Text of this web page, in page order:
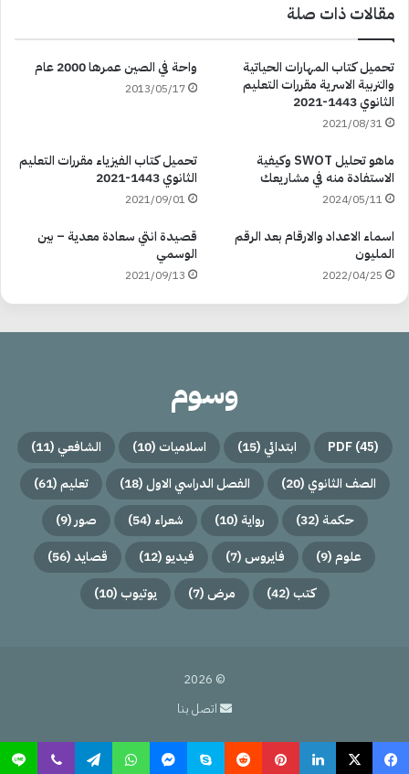
مقالات ذات صلة
تحميل كتاب المهارات الحياتية
والتربية الاسرية مقررات التعليم
الثانوي 1443-2021
2021/08/31
واحة في الصين عمرها 2000 عام
2013/05/17
ماهو تحليل SWOT وكيفية
الاستفادة منه في مشاريعك
2024/05/11
تحميل كتاب الفيزياء مقررات التعليم
الثانوي 1443-2021
2021/09/01
اسماء الاعداد والارقام بعد الرقم
المليون
2022/04/25
قصيدة انتي سعادة معدية – بين
الوسمي
2021/09/13
وسوم
PDF(45) ابتدائي(15) اسلاميات(10) الشافعي(11)
الصف الثانوي(20) الفصل الدراسي الاول(18) تعليم(61)
حكمة(32) رواية(10) شعراء (54) صور(9)
علوم(9) فايروس(7) فيديو(12) قصايد (56)
كتب(42) مرض(7) يوتيوب(10)
© 2026
اتصل بنا